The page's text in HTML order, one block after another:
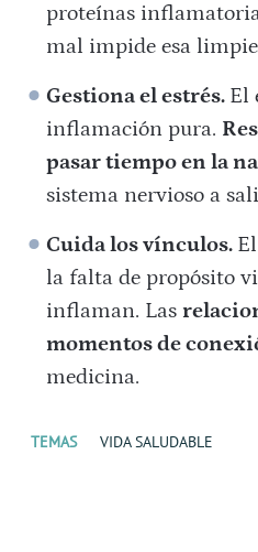
proteínas
mal impide esa
Gestiona el estrés. El
inflamación pura.
pasar tiempo en la
sistema nervioso a
Cuida los vínculos.
la falta de propósito
inflaman. Las
momentos de
medicina.
TEMAS VIDA SALUDABLE